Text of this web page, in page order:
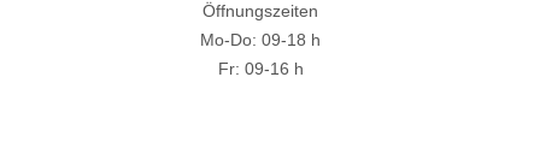
Öffnungszeiten
Mo-Do: 09-18 h
Fr: 09-16 h